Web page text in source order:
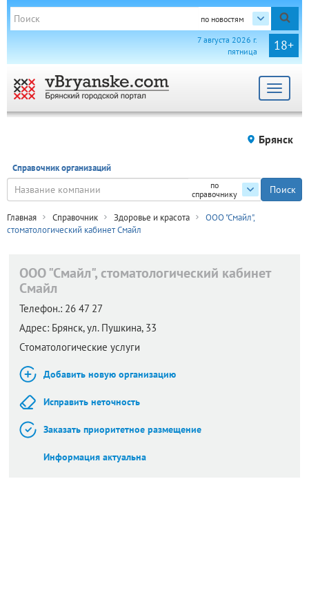
по новостям
18+
7 августа 2026 г.
пятница
Toggle
Брянск
Справочник организаций
по
справочнику
Главная Справочник Здоровье и красота
ООО "Смайл",
стоматологический кабинет Смайл
ООО "Смайл", стоматологический кабинет
Смайл
Телефон.: 26 47 27
Адрес: Брянск,ул. Пушкина, 33
Стоматологические услуги
Добавить новую организацию
Исправить неточность
Заказать приоритетное размещение
Информация актуальна